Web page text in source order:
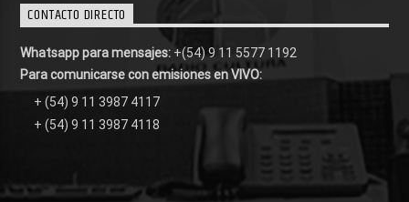
CONTACTO DIRECTO
Whatsapp para mensajes: +(54) 9 11 5577 1192
Para comunicarse con emisiones en VIVO:
+ (54) 9 11 3987 4117
+ (54) 9 11 3987 4118